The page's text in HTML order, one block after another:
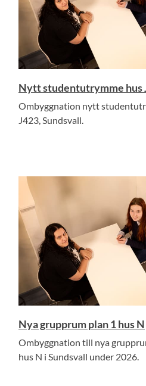
Nytt studentutrymme hus
Ombyggnation nytt
J423, Sundsvall.
Nya grupprum plan 1 hus N
Ombyggnation till nya
hus N i Sundsvall under 2026.